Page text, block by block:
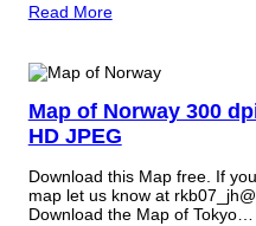
Read More
Map of Norway 300
HD JPEG
Download this Map free. If
map let us know at
Download the Map of Tokyo…